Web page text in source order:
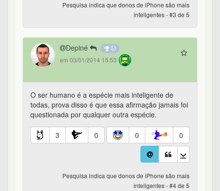
Pesquisa indica que donos de iPhone são mais
inteligentes - #3 de 5
Depiné
em 03/01/2014 15:53
O ser humano é a espécie mais inteligente de
todas, prova disso é que essa afirmação jamais foi
questionada por qualquer outra espécie.
3 0 0 0
Pesquisa indica que donos de iPhone são mais
inteligentes - #4 de 5